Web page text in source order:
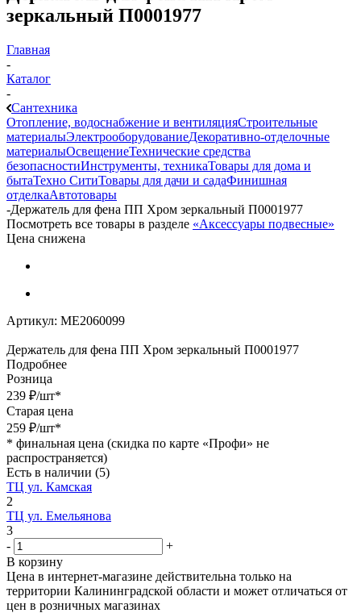
зеркальный П0001977
Главная
-
Каталог
-
Сантехника
Отопление, водоснабжение и вентиляцияСтроительные
материалыЭлектрооборудованиеДекоративно-отделочные
материалыОсвещениеТехнические средства
безопасностиИнструменты, техникаТовары для дома и
бытаТехно СитиТовары для дачи и садаФинишная
отделкаАвтотовары
-Держатель для фена ПП Хром зеркальный П0001977
Посмотреть все товары в разделе «Аксессуары подвесные»
Цена снижена
Артикул: МЕ2060099
Держатель для фена ПП Хром зеркальный П0001977
Подробнее
Розница
239 ₽/шт*
Старая цена
259 ₽/шт*
* финальная цена (скидка по карте «Профи» не
распространяется)
Есть в наличии (5)
ТЦ ул. Камская
2
ТЦ ул. Емельянова
3
-
+
В корзину
Цена в интернет-магазине действительна только на
территории Калининградской области и может отличаться от
цен в розничных магазинах